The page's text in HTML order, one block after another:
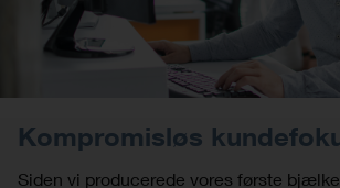
Kompromisløs
Siden vi producerede vores første